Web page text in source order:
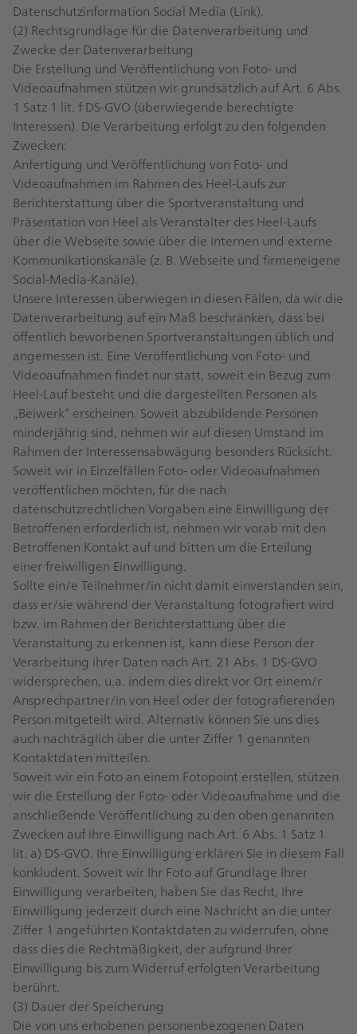
Datenschutzinformation Social Media (Link).
(2) Rechtsgrundlage für die Datenverarbeitung und
Zwecke der Datenverarbeitung
Die Erstellung und Veröffentlichung von Foto- und
Videoaufnahmen stützen wir grundsätzlich auf Art. 6 Abs.
1 Satz 1 lit. f DS-GVO (überwiegende berechtigte
Interessen). Die Verarbeitung erfolgt zu den folgenden
Zwecken:
Anfertigung und Veröffentlichung von Foto- und
Videoaufnahmen im Rahmen des Heel-Laufs zur
Berichterstattung über die Sportveranstaltung und
Präsentation von Heel als Veranstalter des Heel-Laufs
über die Webseite sowie über die internen und externe
Kommunikationskanäle (z. B. Webseite und firmeneigene
Social-Media-Kanäle).
Unsere Interessen überwiegen in diesen Fällen, da wir die
Datenverarbeitung auf ein Maß beschränken, dass bei
öffentlich beworbenen Sportveranstaltungen üblich und
angemessen ist. Eine Veröffentlichung von Foto- und
Videoaufnahmen findet nur statt, soweit ein Bezug zum
Heel-Lauf besteht und die dargestellten Personen als
„Beiwerk“ erscheinen. Soweit abzubildende Personen
minderjährig sind, nehmen wir auf diesen Umstand im
Rahmen der Interessensabwägung besonders Rücksicht.
Soweit wir in Einzelfällen Foto- oder Videoaufnahmen
veröffentlichen möchten, für die nach
datenschutzrechtlichen Vorgaben eine Einwilligung der
Betroffenen erforderlich ist, nehmen wir vorab mit den
Betroffenen Kontakt auf und bitten um die Erteilung
einer freiwilligen Einwilligung.
Sollte ein/e Teilnehmer/in nicht damit einverstanden sein,
dass er/sie während der Veranstaltung fotografiert wird
bzw. im Rahmen der Berichterstattung über die
Veranstaltung zu erkennen ist, kann diese Person der
Verarbeitung ihrer Daten nach Art. 21 Abs. 1 DS-GVO
widersprechen, u.a. indem dies direkt vor Ort einem/r
Ansprechpartner/in von Heel oder der fotografierenden
Person mitgeteilt wird. Alternativ können Sie uns dies
auch nachträglich über die unter Ziffer 1 genannten
Kontaktdaten mitteilen.
Soweit wir ein Foto an einem Fotopoint erstellen, stützen
wir die Erstellung der Foto- oder Videoaufnahme und die
anschließende Veröffentlichung zu den oben genannten
Zwecken auf ihre Einwilligung nach Art. 6 Abs. 1 Satz 1
lit. a) DS-GVO. Ihre Einwilligung erklären Sie in diesem Fall
konkludent. Soweit wir Ihr Foto auf Grundlage Ihrer
Einwilligung verarbeiten, haben Sie das Recht, Ihre
Einwilligung jederzeit durch eine Nachricht an die unter
Ziffer 1 angeführten Kontaktdaten zu widerrufen, ohne
dass dies die Rechtmäßigkeit, der aufgrund Ihrer
Einwilligung bis zum Widerruf erfolgten Verarbeitung
berührt.
(3) Dauer der Speicherung
Die von uns erhobenen personenbezogenen Daten